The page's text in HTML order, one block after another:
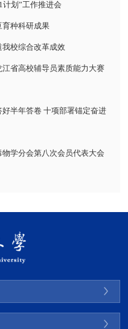
划”工作推进会
种科研成果
我校综合改革成效
省高校辅导员素质能力大赛
好半年答卷 十项部署锚定奋进
学分会第八次会员代表大会